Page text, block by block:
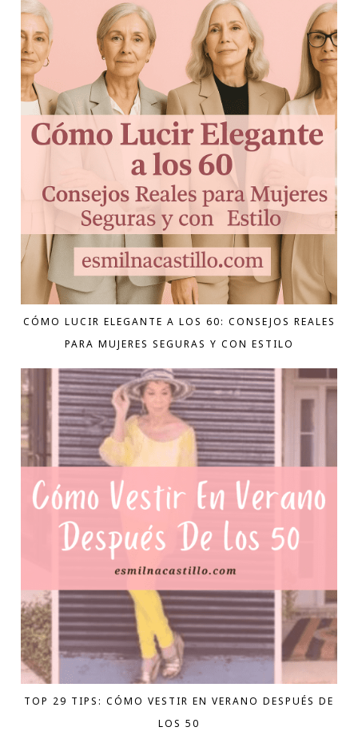
CÓMO LUCIR ELEGANTE A LOS 60: CONSEJOS REALES
PARA MUJERES SEGURAS Y CON ESTILO
TOP 29 TIPS: CÓMO VESTIR EN VERANO DESPUÉS DE
LOS 50